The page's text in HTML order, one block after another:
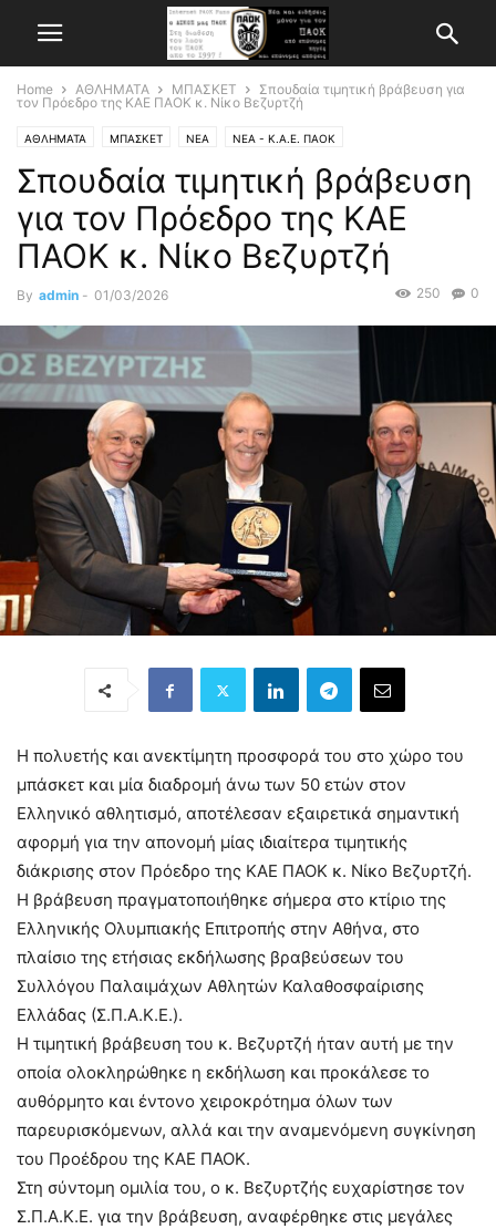
Home ΑΘΛΗΜΑΤΑ ΜΠΑΣΚΕΤ
Σπουδαία τιμητική βράβευση για
τον Πρόεδρο της ΚΑΕ ΠΑΟΚ κ. Νίκο Βεζυρτζή
ΑΘΛΗΜΑΤΑ ΜΠΑΣΚΕΤ ΝΕΑ ΝΕΑ - Κ.Α.Ε. ΠΑΟΚ
Σπουδαία τιμητική βράβευση
για τον Πρόεδρο της ΚΑΕ
ΠΑΟΚ κ. Νίκο Βεζυρτζή
By admin - 01/03/2026 0
250
Η πολυετής και ανεκτίμητη προσφορά του στο χώρο του
μπάσκετ και μία διαδρομή άνω των 50 ετών στον
Ελληνικό αθλητισμό, αποτέλεσαν εξαιρετικά σημαντική
αφορμή για την απονομή μίας ιδιαίτερα τιμητικής
διάκρισης στον Πρόεδρο της ΚΑΕ ΠΑΟΚ κ. Νίκο Βεζυρτζή.
Η βράβευση πραγματοποιήθηκε σήμερα στο κτίριο της
Ελληνικής Ολυμπιακής Επιτροπής στην Αθήνα, στο
πλαίσιο της ετήσιας εκδήλωσης βραβεύσεων του
Συλλόγου Παλαιμάχων Αθλητών Καλαθοσφαίρισης
Ελλάδας (Σ.Π.Α.Κ.Ε.).
Η τιμητική βράβευση του κ. Βεζυρτζή ήταν αυτή με την
οποία ολοκληρώθηκε η εκδήλωση και προκάλεσε το
αυθόρμητο και έντονο χειροκρότημα όλων των
παρευρισκόμενων, αλλά και την αναμενόμενη συγκίνηση
του Προέδρου της ΚΑΕ ΠΑΟΚ.
Στη σύντομη ομιλία του, ο κ. Βεζυρτζής ευχαρίστησε τον
Σ.Π.Α.Κ.Ε. για την βράβευση, αναφέρθηκε στις μεγάλες